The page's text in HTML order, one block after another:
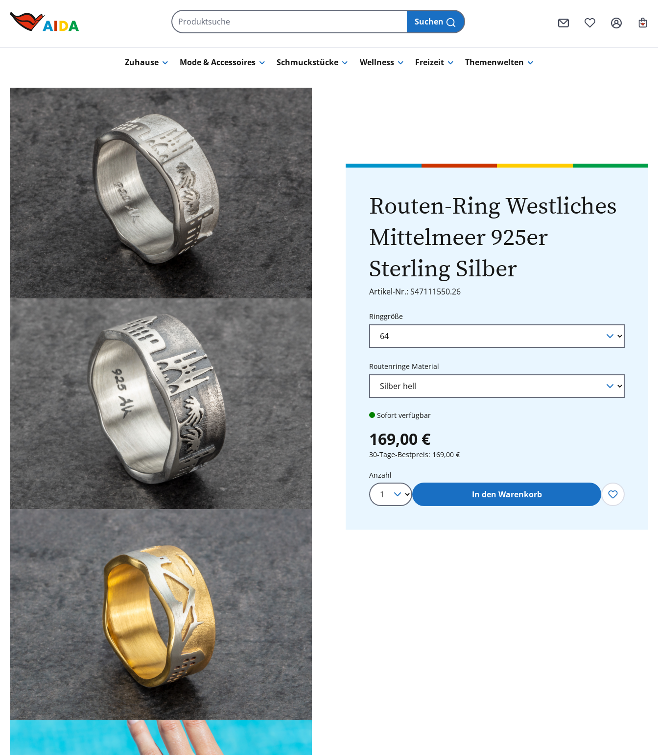
Suchen
Zuhause Mode & Accessoires Schmuckstücke Wellness Freizeit Themenwelten
Routen-Ring Westliches
Mittelmeer 925er
Sterling Silber
Artikel-Nr.: S47111550.26
Ringgrößeauswählen
Routenringe Material
Sofort verfügbar
169,00 €
30-Tage-Bestpreis: 169,00 €
Produkt Anzahl: Gib den gewünschten Wert ein
Anzahl
In den Warenkorb
Bildergalerie überspringen